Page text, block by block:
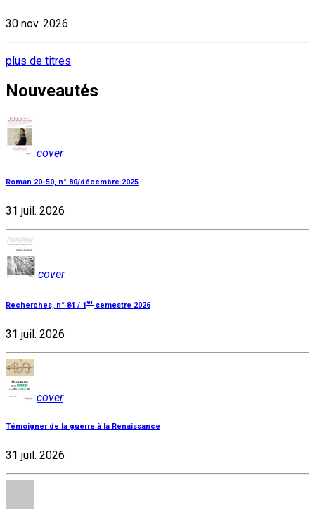
30 nov. 2026
plus de titres
Nouveautés
cover
Roman 20-50, n° 80/décembre 2025
31 juil. 2026
cover
Recherches, n° 84 / 1er semestre 2026
31 juil. 2026
cover
Témoigner de la guerre à la Renaissance
31 juil. 2026